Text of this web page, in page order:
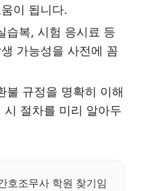
이 됩니다.
습복, 시험 응시료 등
가능성을 사전에 꼼
불 규정을 명확히 이해
절차를 미리 알아두
호조무사 학원 찾기임